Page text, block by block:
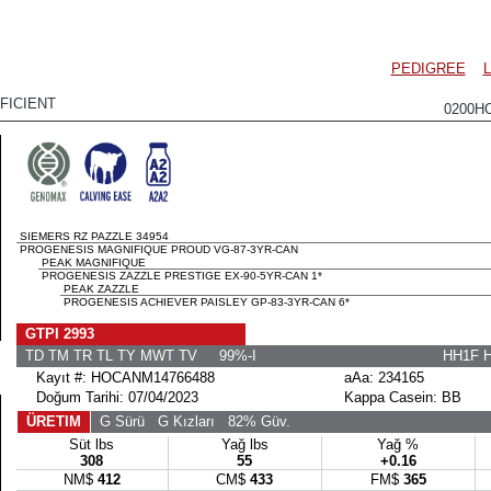
PEDIGREE
SIEMERS RZ PAZZLE 34954
PROGENESIS MAGNIFIQUE PROUD VG-87-3YR-CAN
PEAK MAGNIFIQUE
PROGENESIS ZAZZLE PRESTIGE EX-90-5YR-CAN 1*
PEAK ZAZZLE
PROGENESIS ACHIEVER PAISLEY GP-83-3YR-CAN 6*
GTPI 2993
TD TM TR TL TY MWT TV 99%-I
HH1F
Kayıt #: HOCANM14766488
aAa: 234165
Doğum Tarihi: 07/04/2023
Kappa Casein: BB
ÜRETIM
G SürüG Kızları 82% Güv.
Süt lbs
308
Yağ lbs
55
Yağ %
+0.16
NM$ 412 CM$ 433 FM$ 365